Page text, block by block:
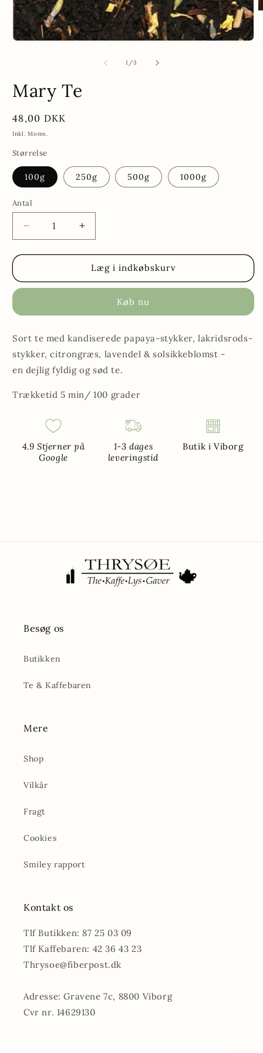
1 /af
3
Mary Te
Normalpris
48,00 DKK
Inkl. Moms.
Størrelse
100g 250g 500g 1000g
Antal
Antal
Reducer
antallet
for
Te
Øg
antallet
for
Mary
Te
Læg i indkøbskurv
Køb nu
Sort te med kandiserede papaya-stykker, lakridsrods-
stykker, citrongræs, lavendel & solsikkeblomst -
en dejlig fyldig og sød te.
Trækketid 5 min/ 100 grader
4.9 Stjerner på
Google
1-3 dages
leveringstid
Butik i Viborg
Besøg os
Butikken
Te & Kaffebaren
Mere
Shop
Vilkår
Fragt
Cookies
Smiley rapport
Kontakt os
Tlf Butikken: 87 25 03 09
Tlf Kaffebaren: 42 36 43 23
Thrysoe@fiberpost.dk
Adresse: Gravene 7c, 8800 Viborg
Cvr nr. 14629130